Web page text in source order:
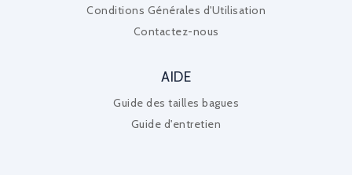
Conditions Générales d'Utilisation
Contactez-nous
AIDE
Guide des tailles bagues
Guide d'entretien